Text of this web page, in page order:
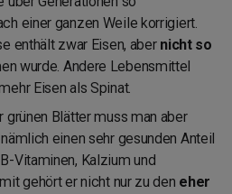
einer ganzen Weile korrigiert.
enthält zwar Eisen, aber nicht so
wurde. Andere Lebensmittel
Eisen als Spinat.
grünen Blätter muss man aber
einen sehr gesunden Anteil
Vitaminen, Kalzium und
gehört er nicht nur zu den eher